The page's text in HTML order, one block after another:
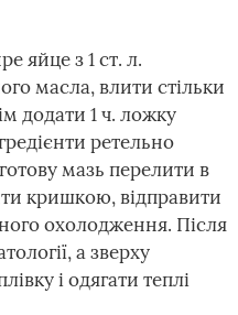
яйце з 1 ст. л.
масла, влити стільки
додати 1 ч. ложку
ретельно
мазь перелити в
кришкою, відправити
охолодження. Після
а зверху
і одягати теплі